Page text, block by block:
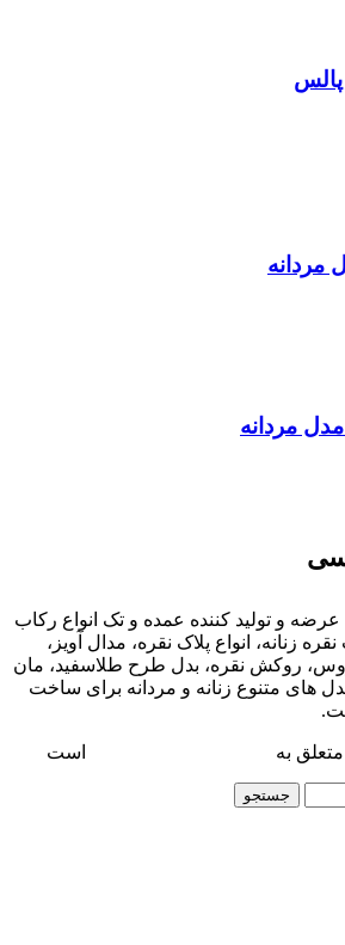
پالس
مردانه
مردانه
و تولید کننده عمده و تک انواع رکاب
زنانه، انواع پلاک نقره، مدال آویز،
روکش نقره، بدل طرح طلاسفید، مان
های متنوع زنانه و مردانه برای ساخت
به است
جستجو